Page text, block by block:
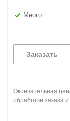
Много
Заказать
Окончательная
обработки заказа